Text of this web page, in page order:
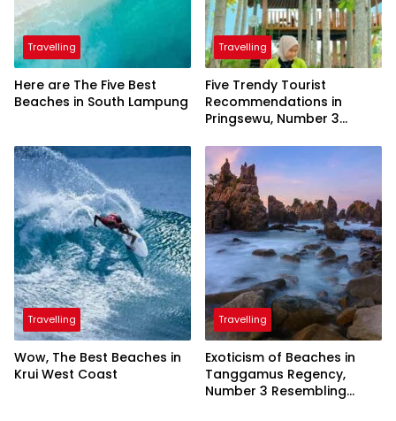
Travelling
Here are The Five Best
Beaches in South Lampung
Travelling
Five Trendy Tourist
Recommendations in
Pringsewu, Number 3
President
Travelling
Wow, The Best Beaches in
Krui West Coast
Travelling
Exoticism of Beaches in
Tanggamus Regency,
Number 3 Resembling